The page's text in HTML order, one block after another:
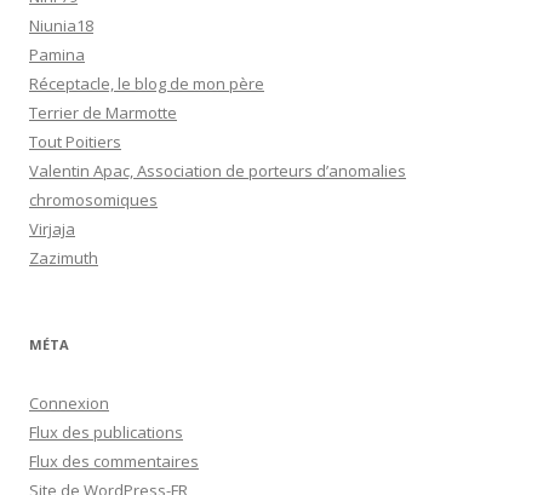
Niunia18
Pamina
Réceptacle, le blog de mon père
Terrier de Marmotte
Tout Poitiers
Valentin Apac, Association de porteurs d’anomalies
chromosomiques
Virjaja
Zazimuth
MÉTA
Connexion
Flux des publications
Flux des commentaires
Site de WordPress-FR